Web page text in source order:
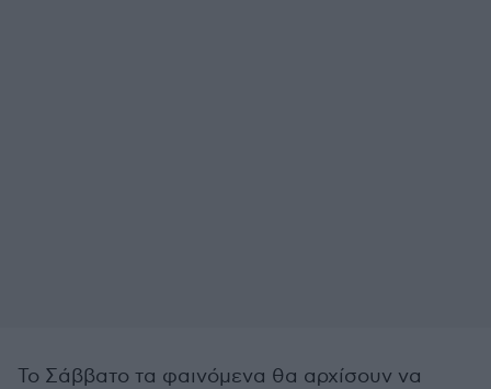
Το Σάββατο τα φαινόμενα θα αρχίσουν να